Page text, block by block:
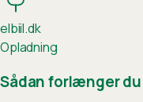
elbiil.dk
Opladning
Sådan forlænger